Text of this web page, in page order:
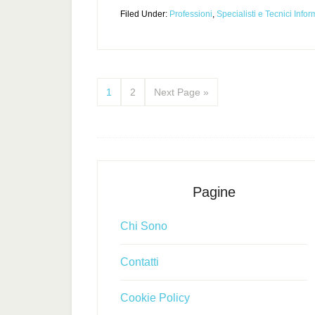
Filed Under: Professioni, Specialisti e Tecnici
1 2 Next Page »
Pagine
Chi Sono
Contatti
Cookie Policy